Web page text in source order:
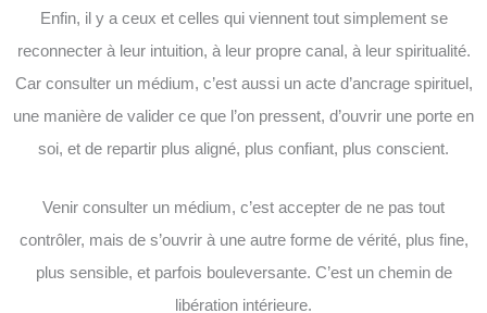
Enfin, il y a ceux et celles qui viennent tout simplement se
reconnecter à leur intuition, à leur propre canal, à leur spiritualité.
Car consulter un médium, c’est aussi un acte d’ancrage spirituel,
une manière de valider ce que l’on pressent, d’ouvrir une porte en
soi, et de repartir plus aligné, plus confiant, plus conscient.
Venir consulter un médium, c’est accepter de ne pas tout
contrôler, mais de s’ouvrir à une autre forme de vérité, plus fine,
plus sensible, et parfois bouleversante. C’est un chemin de
libération intérieure.